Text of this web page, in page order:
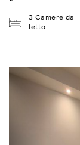
3 Camere da
letto